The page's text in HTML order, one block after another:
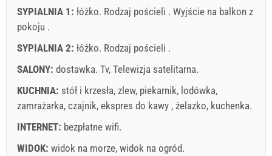
SYPIALNIA 1: łóżko. Rodzaj pościeli . Wyjście na balkon z
pokoju .
SYPIALNIA 2: łóżko. Rodzaj pościeli .
SALONY: dostawka. Tv, Telewizja satelitarna.
KUCHNIA: stół i krzesła, zlew, piekarnik, lodówka,
zamrażarka, czajnik, ekspres do kawy , żelazko, kuchenka.
INTERNET: bezpłatne wifi.
WIDOK: widok na morze, widok na ogród.